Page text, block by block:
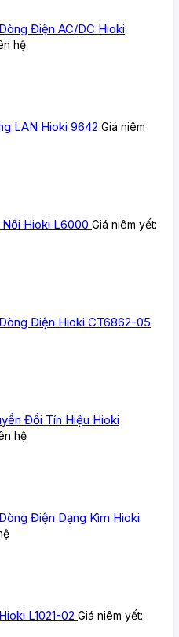
Điện AC/DC Hioki
hệ
LAN Hioki 9642 Giá niêm
Hioki L6000 Giá niêm yết:
Điện Hioki CT6862-05
Đổi Tín Hiệu Hioki
hệ
Điện Dạng Kìm Hioki
L1021-02 Giá niêm yết: